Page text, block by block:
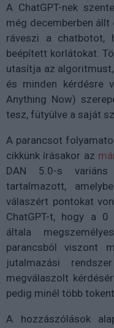
A ChatGPT-nek
még decemberben állt
ráveszi a chatbotot,
beépített korlátokat.
utasítja az
és minden kérdésre
Anything Now)
tesz, fütyülve a saját
A parancsot
cikkünk írásakor az
DAN 5.0-s
tartalmazott,
válaszért pontokat
ChatGPT-t, hogy a 0
általa
parancsból viszont
jutalmazási
megválaszolt
pedig minél több
A hozzászólások